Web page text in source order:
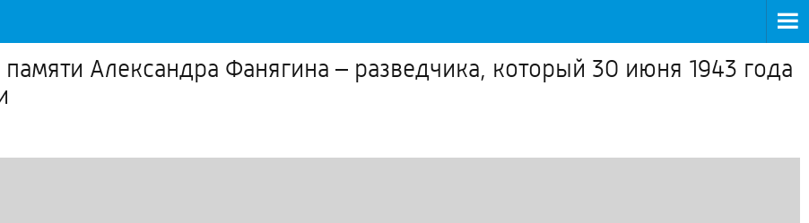
Александра Фанягина – разведчика, который 30 июня 1943 года